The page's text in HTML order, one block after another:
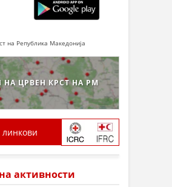
на Република Македонија
ЦРВЕН КРСТ НА РМ
активности